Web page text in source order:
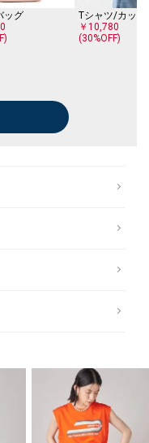
ッグ
Tシャツ/カット
￥10,780
(30%OFF)
ットソー
グ
ツ
ン
バッグ
ットソー
バッグ
ットソー
ツ
ツ
バッグ
ツ
ングラス